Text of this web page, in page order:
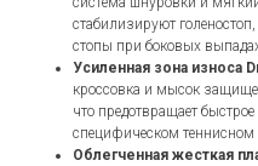
стабилизируют
стопы при боковых
Усиленная зона износа
кроссовка и мысок
что предотвращает
специфическом теннисном
Облегченная жесткая